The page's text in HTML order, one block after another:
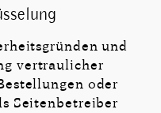
und
vertraulicher
oder
Seitenbetreiber